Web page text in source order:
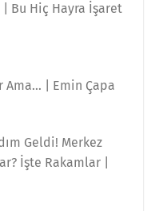
| Bu Hiç Hayra İşaret
Ama… | Emin Çapa
Geldi! Merkez
İşte Rakamlar |